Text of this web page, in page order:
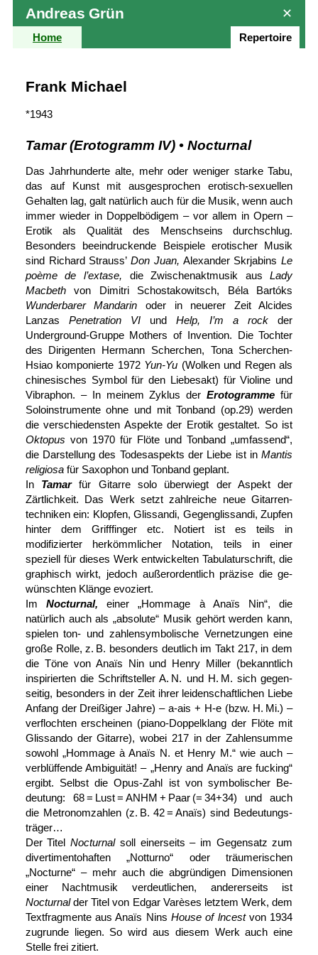
Andreas Grün ✕
Home Repertoire
Frank Michael
*1943
Tamar (Erotogramm IV) • Nocturnal
Das Jahrhunderte alte, mehr oder weniger starke Tabu,
das auf Kunst mit ausgesprochen erotisch-sexuellen
Gehalten lag, galt natürlich auch für die Musik, wenn auch
immer wieder in Doppel­bödigem – vor allem in Opern –
Erotik als Qualität des Mensch­seins durch­schlug.
Besonders beein­druckende Bei­spiele erotischer Musik
sind Richard Strauss’Don Juan, Alexander SkrjabinsLe
poème de l’extase, die Zwischenakt­musik ausLady
Macbethvon Dimitri Schostakowitsch, Béla Bartóks
Wunder­barer Mandarin oder in neuerer Zeit Alcides
Lanzas Penetration VIund Help, I’m a rock der
Underground-Gruppe Mothers of Invention. Die Tochter
des Dirigenten Hermann Scherchen, Tona Scherchen-
Hsiao kom­ponierte 1972 Yun-Yu (Wolken und Regen als
chinesisches Symbol für den Liebesakt) für Violine und
Vibraphon. – In meinem Zyklus derEroto­gramme für
Solo­instrumente ohne und mit Tonband (op.29) werden
die ver­schiedensten Aspekte der Erotik gestaltet. So ist
Oktopus von 1970 für Flöte und Tonband „umfassend“,
die Darstellung des Todes­aspekts der Liebe ist inMantis
religiosafür Saxophon und Tonband geplant.
In Tamarfür Gitarre solo überwiegt der Aspekt der
Zärtlichkeit. Das Werk setzt zahlreiche neue Gitarren­
techniken ein: Klopfen, Glissandi, Gegen­glissandi, Zupfen
hinter dem Griff­finger etc. Notiert ist es teils in
modifizierter her­kömm­licher Notation, teils in einer
speziell für dieses Werk ent­wickelten Tabulatur­schrift, die
graphisch wirkt, jedoch außer­ordentlich präzise die ge­
wünschten Klänge evoziert.
ImNocturnal, einer „Hommage à Anaïs Nin“, die
natürlich auch als „absolute“ Musik gehört werden kann,
spielen ton- und zahlen­symbolische Vernetzungen eine
große Rolle, z. B. besonders deutlich im Takt 217, in dem
die Töne von Anaïs Nin und Henry Miller (be­kanntlich
inspirierten die Schriftsteller A. N. und H. M. sich gegen­
seitig, be­sonders in der Zeit ihrer leiden­schaft­lichen Liebe
Anfang der Dreißiger Jahre) – a-ais + H-e(bzw. H. Mi.) –
verflochten er­scheinen (piano-Doppel­klang der Flöte mit
Glissando der Gitarre), wobei 217 in der Zahlen­summe
sowohl „Hommage à Anaïs N. et Henry M.“ wie auch –
ver­blüffende Ambi­guität! – „Henry and Anaïs are fucking“
ergibt. Selbst die Opus-Zahl ist von sym­bolischer Be­
deutung: 68 = Lust = ANHM + Paar (= 34+34) und auch
die Metro­nom­zahlen (z. B. 42 = Anaïs) sind Bedeutungs­
träger…
Der TitelNocturnalsoll einerseits – im Gegensatz zum
divertimento­haften „Notturno“ oder träumerischen
„Nocturne“ – mehr auch die ab­gründigen Dimen­sionen
einer Nacht­musik ver­deutlichen, anderer­seits ist
Nocturnalder Titel von Edgar Varèses letztem Werk, dem
Text­fragmente aus Anaïs Nins House of lncestvon 1934
zugrunde liegen. So wird aus diesem Werk auch eine
Stelle frei zitiert.